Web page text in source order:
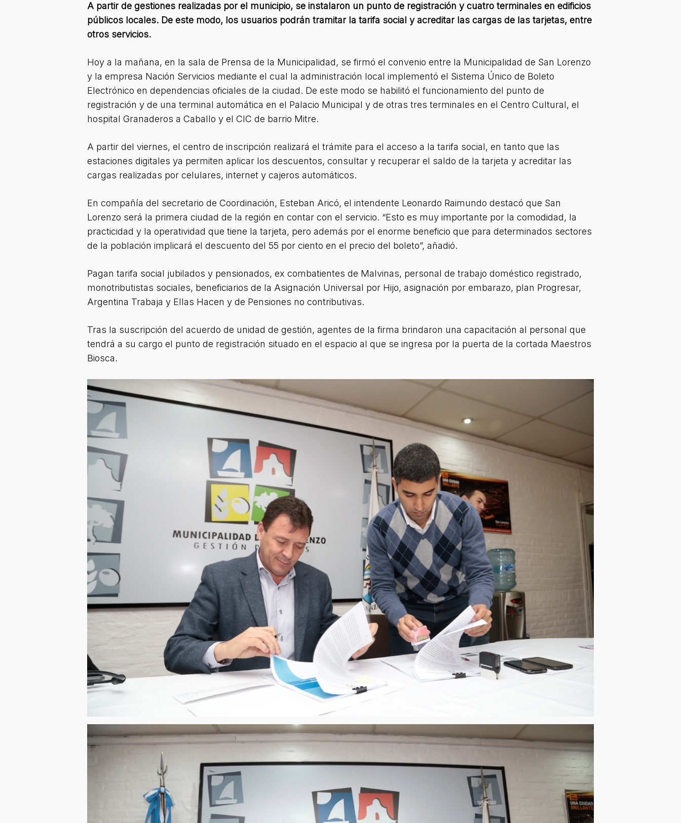
A partir de gestiones realizadas por el municipio, se instalaron un punto de registración y cuatro terminales en edificios
públicos locales. De este modo, los usuarios podrán tramitar la tarifa social y acreditar las cargas de las tarjetas, entre
otros servicios.
Hoy a la mañana, en la sala de Prensa de la Municipalidad, se firmó el convenio entre la Municipalidad de San Lorenzo
y la empresa Nación Servicios mediante el cual la administración local implementó el Sistema Único de Boleto
Electrónico en dependencias oficiales de la ciudad. De este modo se habilitó el funcionamiento del punto de
registración y de una terminal automática en el Palacio Municipal y de otras tres terminales en el Centro Cultural, el
hospital Granaderos a Caballo y el CIC de barrio Mitre.
A partir del viernes, el centro de inscripción realizará el trámite para el acceso a la tarifa social, en tanto que las
estaciones digitales ya permiten aplicar los descuentos, consultar y recuperar el saldo de la tarjeta y acreditar las
cargas realizadas por celulares, internet y cajeros automáticos.
En compañía del secretario de Coordinación, Esteban Aricó, el intendente Leonardo Raimundo destacó que San
Lorenzo será la primera ciudad de la región en contar con el servicio. “Esto es muy importante por la comodidad, la
practicidad y la operatividad que tiene la tarjeta, pero además por el enorme beneficio que para determinados sectores
de la población implicará el descuento del 55 por ciento en el precio del boleto”, añadió.
Pagan tarifa social jubilados y pensionados, ex combatientes de Malvinas, personal de trabajo doméstico registrado,
monotributistas sociales, beneficiarios de la Asignación Universal por Hijo, asignación por embarazo, plan Progresar,
Argentina Trabaja y Ellas Hacen y de Pensiones no contributivas.
Tras la suscripción del acuerdo de unidad de gestión, agentes de la firma brindaron una capacitación al personal que
tendrá a su cargo el punto de registración situado en el espacio al que se ingresa por la puerta de la cortada Maestros
Biosca.